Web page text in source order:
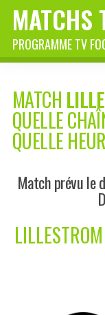
MATCHS
PROGRAMME TV
MATCH
QUELLE
QUELLE
Match prévu le